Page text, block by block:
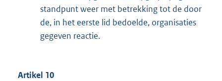
standpunt weer met betrekking tot de door
de, in het eerste lid bedoelde, organisaties
gegeven reactie.
Artikel 10